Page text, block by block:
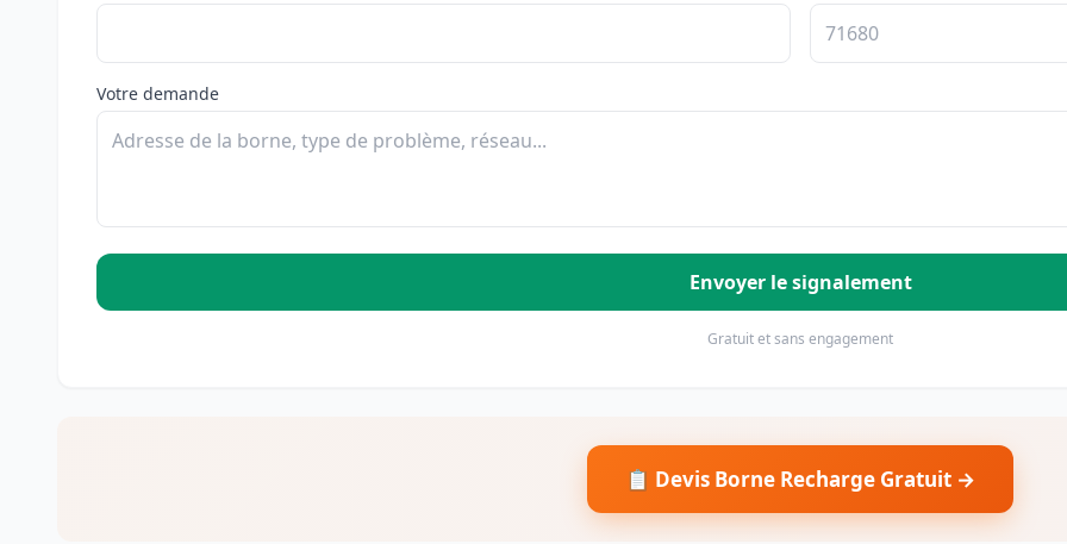
Votre demande
Envoyer le signalement
Gratuit et sans engagement
📋 Devis Borne Recharge Gratuit →